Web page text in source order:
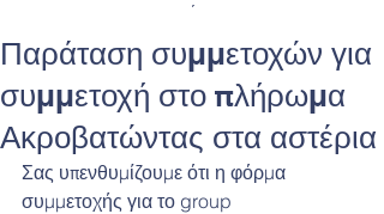
προς τους γονείς
Παράταση συμμετοχών για
συμμετοχή στο πλήρωμα
Ακροβατώντας στα αστέρια
Σας υπενθυμίζουμε ότι η φόρμα
συμμετοχής για το group